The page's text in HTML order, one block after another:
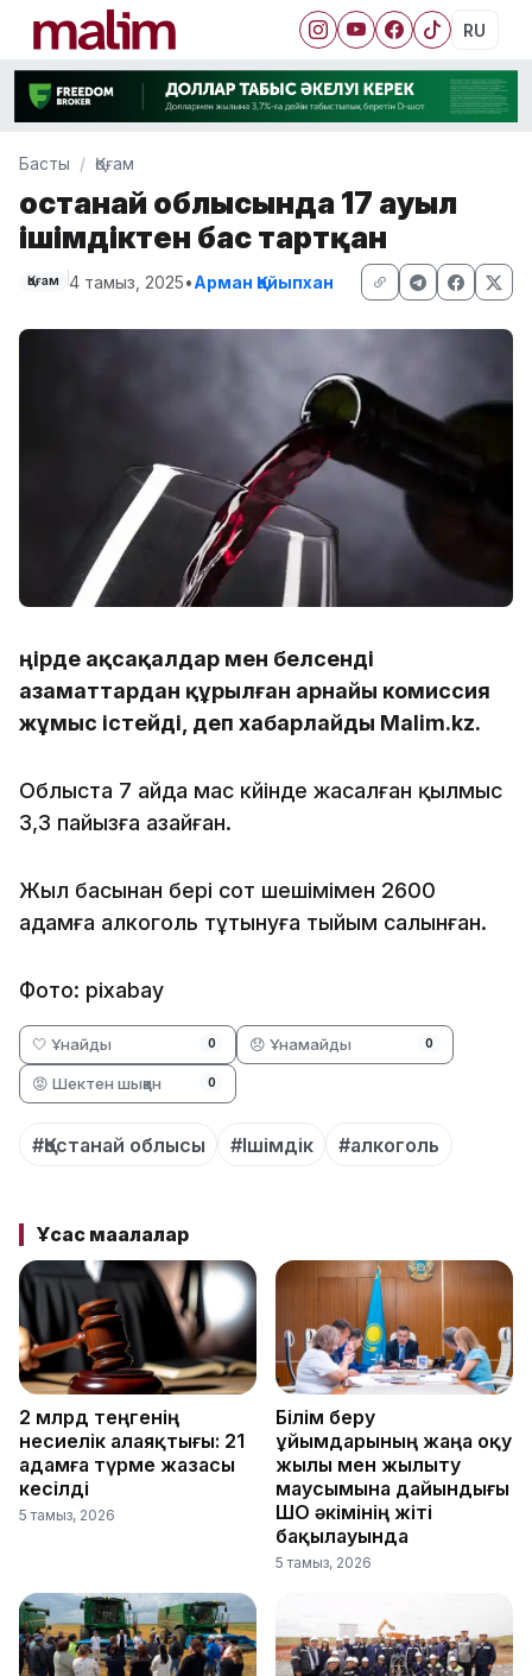
RU
Басты Қоғам
Қостанай облысында 17 ауыл
ішімдіктен бас тартқан
Қоғам 4 тамыз, 2025•Арман Қайыпхан
Өңірде ақсақалдар мен белсенді
азаматтардан құрылған арнайы комиссия
жұмыс істейді, деп хабарлайды Malim.kz.
Облыста 7 айда мас күйінде жасалған қылмыс
3,3 пайызға азайған.
Жыл басынан бері сот шешімімен 2600
адамға алкоголь тұтынуға тыйым салынған.
Фото: pixabay
🤍 Ұнайды 0 😞 Ұнамайды 0
😡 Шектен шыққан 0
#Қостанай облысы #Ішімдік #алкоголь
Ұқсас мақалалар
2 млрд теңгенің
несиелік алаяқтығы: 21
адамға түрме жазасы
кесілді
5 тамыз, 2026
Білім беру
ұйымдарының жаңа оқу
жылы мен жылыту
маусымына дайындығы
ШҚО әкімінің жіті
бақылауында
5 тамыз, 2026